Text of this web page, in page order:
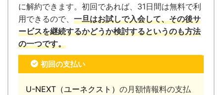
に解約できます。 初回であれば、31日間は無料で利
用できるので、 一旦はお試しで入会して、その後サ
ービスを継続するかどうか検討するというのも方法
の一つです。
初回の支払い
U-NEXT（ユーネクスト） の月額情報料の支払